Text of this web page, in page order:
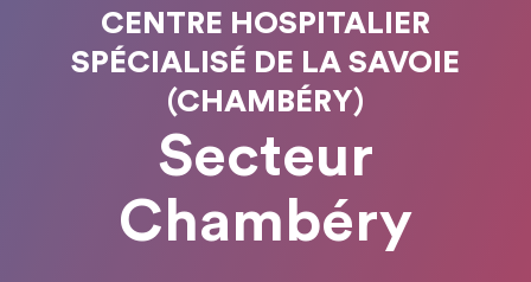
CENTRE HOSPITALIER
SPÉCIALISÉ DE LA SAVOIE
(CHAMBÉRY)
Secteur
Chambéry